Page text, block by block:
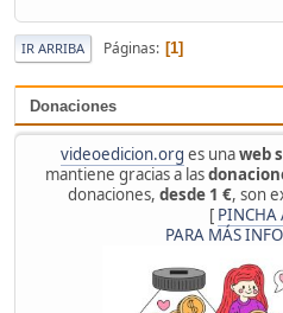
Donaciones
videoedicion.org es unaweb
mantiene gracias a las
donaciones, desde 1 €, son
[ PINCHA
PARA MÁS
IR ARRIBA Páginas 1